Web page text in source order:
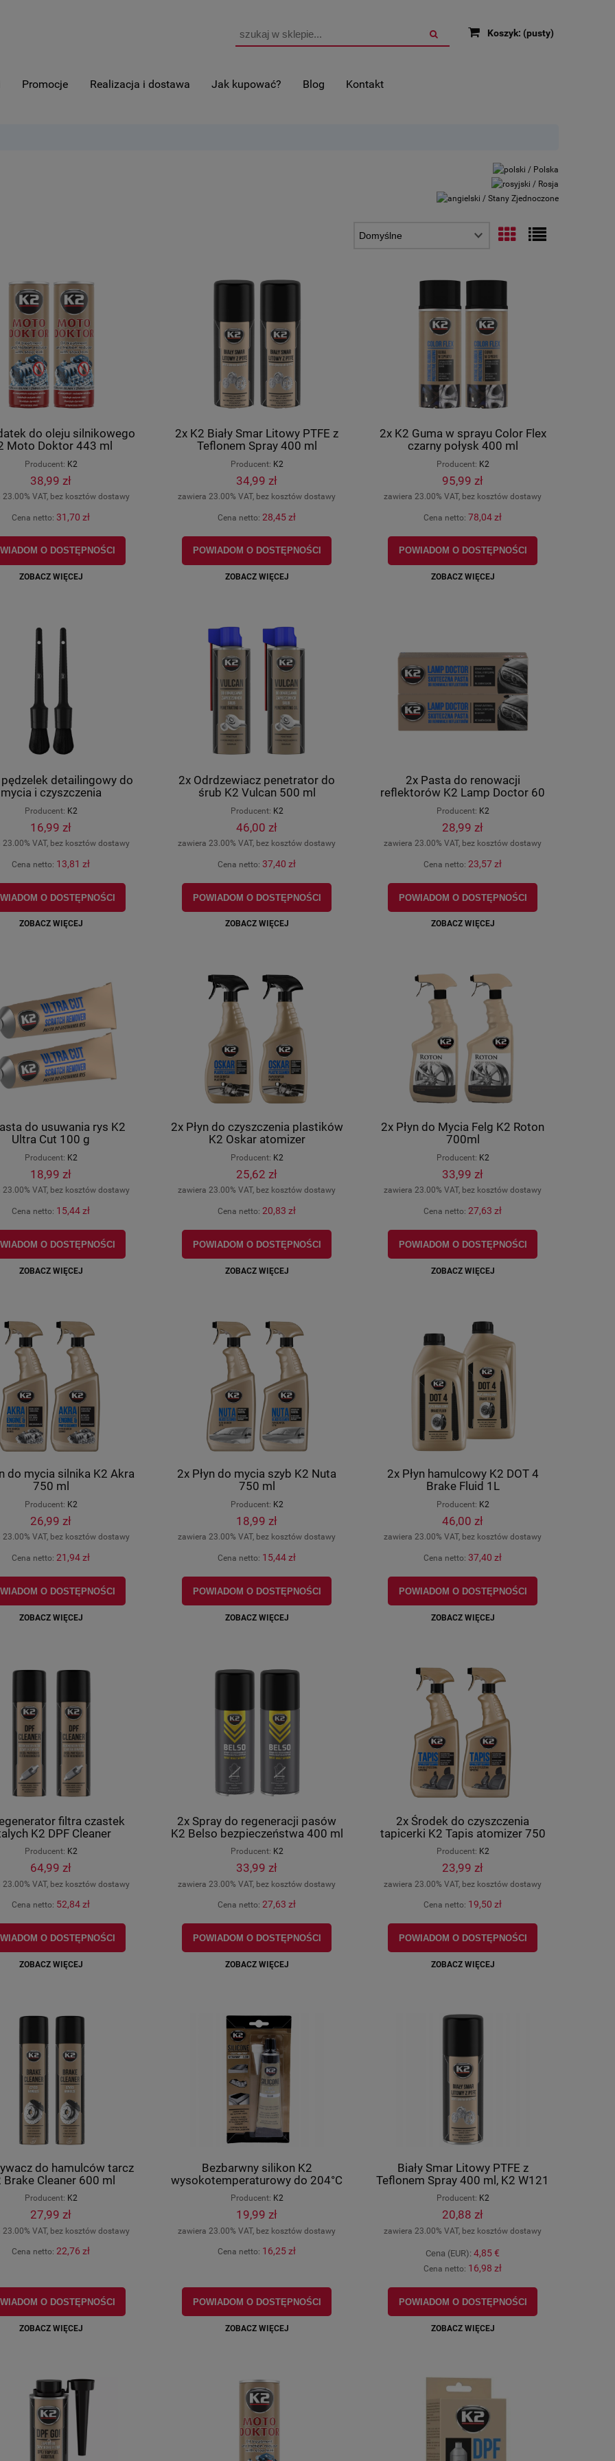
Koszyk: (pusty)
Promocje Realizacja i dostawa Jak kupować? Blog Kontakt
tylnego zawieszenia
500 IRS, MXU 700,
47452-PWB1-900
47,87 zł
O DOSTĘPNOŚCI
Tuleja wahacza Kymco Maxxer 400,
oryginał 52104-PWB1-900
15,07 zł
POWIADOM O DOSTĘPNOŚCI
Klocki hamulcowe Linhai ATV 300,
22245
73,92 zł
DO KOSZYKA
do oleju silnikowego
Moto Doktor 443 ml
Producent: K2
38,99 zł
23.00% VAT, bez kosztów dostawy
Cena netto: 31,70 zł
O DOSTĘPNOŚCI
ZOBACZ WIĘCEJ
2x K2 Biały Smar Litowy PTFE z
Teflonem Spray 400 ml
Producent: K2
34,99 zł
zawiera 23.00% VAT, bez kosztów dostawy
Cena netto: 28,45 zł
POWIADOM O DOSTĘPNOŚCI
ZOBACZ WIĘCEJ
2x K2 Guma w sprayu Color Flex
czarny połysk 400 ml
Producent: K2
95,99 zł
zawiera 23.00% VAT, bez kosztów dostawy
Cena netto: 78,04 zł
POWIADOM O DOSTĘPNOŚCI
ZOBACZ WIĘCEJ
detailingowy do
mycia i czyszczenia
Producent: K2
16,99 zł
23.00% VAT, bez kosztów dostawy
Cena netto: 13,81 zł
O DOSTĘPNOŚCI
ZOBACZ WIĘCEJ
2x Odrdzewiacz penetrator do
śrub K2 Vulcan 500 ml
Producent: K2
46,00 zł
zawiera 23.00% VAT, bez kosztów dostawy
Cena netto: 37,40 zł
POWIADOM O DOSTĘPNOŚCI
ZOBACZ WIĘCEJ
2x Pasta do renowacji
reflektorów K2 Lamp Doctor 60
Producent: K2
28,99 zł
zawiera 23.00% VAT, bez kosztów dostawy
Cena netto: 23,57 zł
POWIADOM O DOSTĘPNOŚCI
ZOBACZ WIĘCEJ
do usuwania rys K2
Ultra Cut 100 g
Producent: K2
18,99 zł
23.00% VAT, bez kosztów dostawy
Cena netto: 15,44 zł
O DOSTĘPNOŚCI
ZOBACZ WIĘCEJ
2x Płyn do czyszczenia plastików
K2 Oskar atomizer
Producent: K2
25,62 zł
zawiera 23.00% VAT, bez kosztów dostawy
Cena netto: 20,83 zł
POWIADOM O DOSTĘPNOŚCI
ZOBACZ WIĘCEJ
2x Płyn do Mycia Felg K2 Roton
700ml
Producent: K2
33,99 zł
zawiera 23.00% VAT, bez kosztów dostawy
Cena netto: 27,63 zł
POWIADOM O DOSTĘPNOŚCI
ZOBACZ WIĘCEJ
do mycia silnika K2 Akra
750 ml
Producent: K2
26,99 zł
23.00% VAT, bez kosztów dostawy
Cena netto: 21,94 zł
O DOSTĘPNOŚCI
ZOBACZ WIĘCEJ
2x Płyn do mycia szyb K2 Nuta
750 ml
Producent: K2
18,99 zł
zawiera 23.00% VAT, bez kosztów dostawy
Cena netto: 15,44 zł
POWIADOM O DOSTĘPNOŚCI
ZOBACZ WIĘCEJ
2x Płyn hamulcowy K2 DOT 4
Brake Fluid 1L
Producent: K2
46,00 zł
zawiera 23.00% VAT, bez kosztów dostawy
Cena netto: 37,40 zł
POWIADOM O DOSTĘPNOŚCI
ZOBACZ WIĘCEJ
filtra czastek
K2 DPF Cleaner
Producent: K2
64,99 zł
23.00% VAT, bez kosztów dostawy
Cena netto: 52,84 zł
O DOSTĘPNOŚCI
ZOBACZ WIĘCEJ
2x Spray do regeneracji pasów
K2 Belso bezpieczeństwa 400 ml
Producent: K2
33,99 zł
zawiera 23.00% VAT, bez kosztów dostawy
Cena netto: 27,63 zł
POWIADOM O DOSTĘPNOŚCI
ZOBACZ WIĘCEJ
2x Środek do czyszczenia
tapicerki K2 Tapis atomizer 750
Producent: K2
23,99 zł
zawiera 23.00% VAT, bez kosztów dostawy
Cena netto: 19,50 zł
POWIADOM O DOSTĘPNOŚCI
ZOBACZ WIĘCEJ
do hamulców tarcz
Brake Cleaner 600 ml
Producent: K2
27,99 zł
23.00% VAT, bez kosztów dostawy
Cena netto: 22,76 zł
O DOSTĘPNOŚCI
ZOBACZ WIĘCEJ
Bezbarwny silikon K2
wysokotemperaturowy do 204°C
tubka 85g
Producent: K2
19,99 zł
zawiera 23.00% VAT, bez kosztów dostawy
Cena netto: 16,25 zł
POWIADOM O DOSTĘPNOŚCI
ZOBACZ WIĘCEJ
Biały Smar Litowy PTFE z
Teflonem Spray 400 ml, K2 W121
Producent: K2
20,88 zł
zawiera 23.00% VAT, bez kosztów dostawy
Cena (EUR): 4,85 €
Cena netto: 16,98 zł
POWIADOM O DOSTĘPNOŚCI
ZOBACZ WIĘCEJ